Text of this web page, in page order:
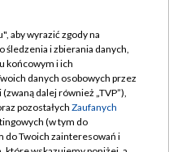
TVP
aby wyrazić zgody na
i zbierania danych,
końcowym i ich
danych osobowych przez
dalej również „TVP”),
pozostałych Zaufanych
(w tym do
do Twoich zainteresowań i